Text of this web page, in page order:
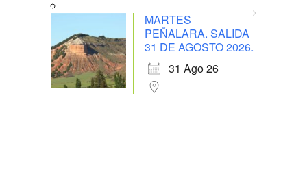
MARTES
PEÑALARA. SALIDA
31 DE AGOSTO 2026.
31 Ago 26